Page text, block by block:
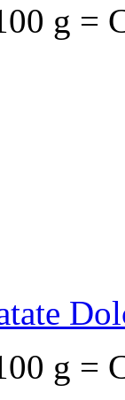
g =
g =